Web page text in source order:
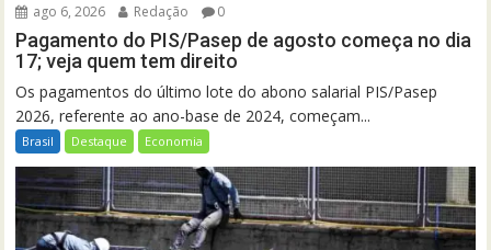
ago 6, 2026 Redação 0
Pagamento do PIS/Pasep de agosto começa no dia
17; veja quem tem direito
Os pagamentos do último lote do abono salarial PIS/Pasep
2026, referente ao ano-base de 2024, começam...
Brasil Destaque Economia